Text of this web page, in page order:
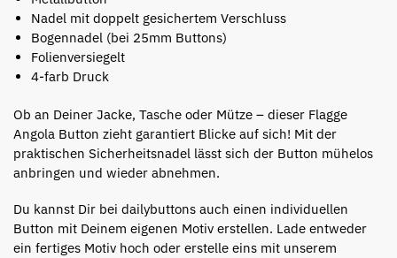
Nadel mit doppelt gesichertem Verschluss
Bogennadel (bei 25mm Buttons)
Folienversiegelt
4-farb Druck
Ob an Deiner Jacke, Tasche oder Mütze – dieser Flagge
Angola Button zieht garantiert Blicke auf sich! Mit der
praktischen Sicherheitsnadel lässt sich der Button mühelos
anbringen und wieder abnehmen.
Du kannst Dir bei dailybuttons auch einen individuellen
Button mit Deinem eigenen Motiv erstellen. Lade entweder
ein fertiges Motiv hoch oder erstelle eins mit unserem